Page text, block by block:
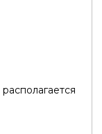
располагается